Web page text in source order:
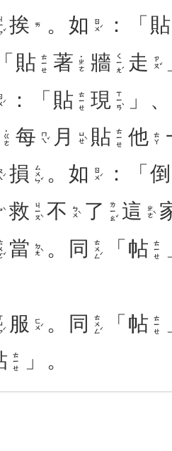
ˇ 挨 ㄞ 。 如 ㄖㄨˊ ：「 貼
貼 ㄊㄧㄝ 著 ˙ㄓㄜ 牆 ㄑㄧㄤˊ 走 ㄗㄡˇ
ˊ ：「 貼 ㄊㄧㄝ 現 ㄒㄧㄢˋ 」
˙ㄍㄜ 每 ㄇㄟˇ 月 ㄩㄝˋ 貼 ㄊㄧㄝ 他 ㄊㄚ
ˊ 損 ㄙㄨㄣˇ 。 如 ㄖㄨˊ ：「 倒
救 ㄐㄧㄡˋ 不 ㄅㄨˋ 了 ㄌㄧㄠˇ 這 ㄓㄜˋ
ˇ 當 ㄉㄤˋ 。 同 ㄊㄨㄥˊ 「 帖 ㄊㄧㄝ
ˊ 服 ㄈㄨˊ 。 同 ㄊㄨㄥˊ 「 帖 ㄊㄧㄝ
ㄊㄧㄝ 」。